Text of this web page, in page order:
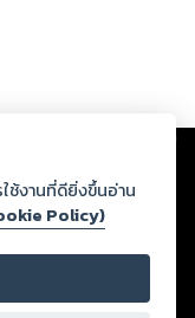
ฏว่าละเมิดสิทธิใน
ะศีลธรรม ดังนั้น ผู้อ่าน
ง และหากท่านพบว่าส่วน
บริษัท เพื่อทีมงานจะได้
ทธิ์ตามพระราชบัญญัติ
ช้งานที่ดียิ่งขึ้นอ่าน
Policy)